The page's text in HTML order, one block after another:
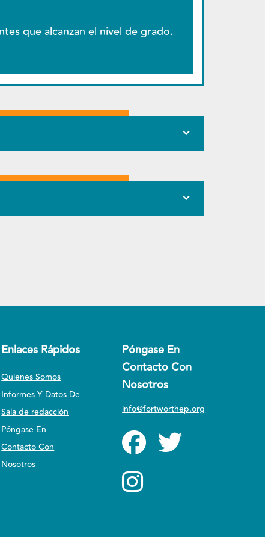
que alcanzan el nivel de grado.
Enlaces Rápidos
Quienes Somos
Informes Y Datos De
Sala de redacción
Póngase En
Contacto Con
Nosotros
Póngase En
Contacto Con
Nosotros
info@fortworthep.org